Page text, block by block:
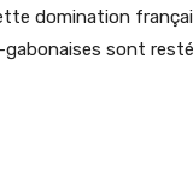
domination
sont